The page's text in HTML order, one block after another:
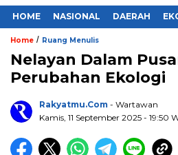
HOME NASIONAL DAERAH
Home / Ruang Menulis
Nelayan Dalam
Perubahan Ekologi
Rakyatmu.com - Wartawan
Kamis, 11 September 2025 - 19:50